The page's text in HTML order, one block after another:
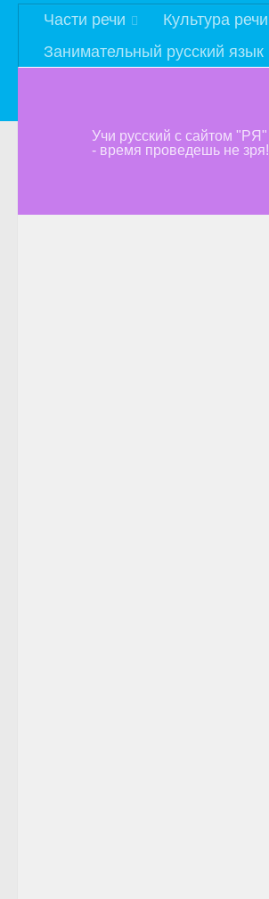
Части речи Культура речи
Занимательный русский язык
Учи русский с сайтом "РЯ"
- время проведешь не зря!